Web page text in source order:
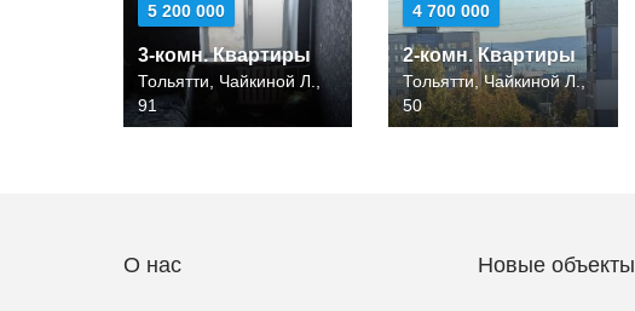
5 200 000
3-комн. Квартиры
Тольятти, Чайкиной Л.,
91
4 700 000
2-комн. Квартиры
Тольятти, Чайкиной Л.,
50
О нас Новые объекты